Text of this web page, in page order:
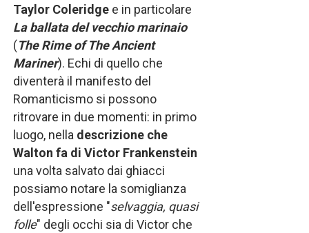
Taylor Coleridgee in particolare
La ballata del vecchio marinaio
(The Rime of The Ancient
Mariner). Echi di quello che
diventerà il manifesto del
Romanticismo si possono
ritrovare in due momenti: in primo
luogo, nella descrizione che
Walton fa di Victor Frankenstein
una volta salvato dai ghiacci
possiamo notare la somiglianza
dell'espressione "selvaggia, quasi
folle" degli occhi sia di Victor che